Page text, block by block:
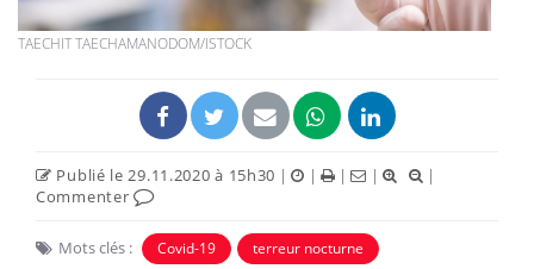
TAECHIT TAECHAMANODOM/ISTOCK
Publié le 29.11.2020 à 15h30 | | | |
|
Commenter
Mots clés : Covid-19 terreur nocturne